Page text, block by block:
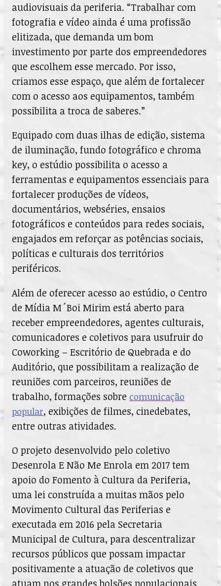
audiovisuais da periferia. “Trabalhar com
fotografia e vídeo ainda é uma profissão
elitizada, que demanda um bom
investimento por parte dos empreendedores
que escolhem esse mercado. Por isso,
criamos esse espaço, que além de fortalecer
com o acesso aos equipamentos, também
possibilita a troca de saberes.”
Equipado com duas ilhas de edição, sistema
de iluminação, fundo fotográfico e chroma
key, o estúdio possibilita o acesso a
ferramentas e equipamentos essenciais para
fortalecer produções de vídeos,
documentários, webséries, ensaios
fotográficos e conteúdos para redes sociais,
engajados em reforçar as potências sociais,
políticas e culturais dos territórios
periféricos.
Além de oferecer acesso ao estúdio, o Centro
de Mídia M´Boi Mirim está aberto para
receber empreendedores, agentes culturais,
comunicadores e coletivos para usufruir do
Coworking – Escritório de Quebrada e do
Auditório, que possibilitam a realização de
reuniões com parceiros, reuniões de
trabalho, formações sobre comunicação
popular, exibições de filmes, cinedebates,
entre outras atividades.
O projeto desenvolvido pelo coletivo
Desenrola E Não Me Enrola em 2017 tem
apoio do Fomento à Cultura da Periferia,
uma lei construída a muitas mãos pelo
Movimento Cultural das Periferias e
executada em 2016 pela Secretaria
Municipal de Cultura, para descentralizar
recursos públicos que possam impactar
positivamente a atuação de coletivos que
atuam nos grandes bolsões populacionais